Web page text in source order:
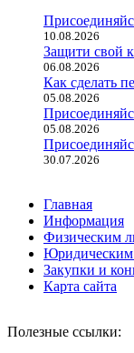
10.08.2026
Защити свой
06.08.2026
Как сделать
05.08.2026
05.08.2026
30.07.2026
Главная
Информация
Физическим
Закупки и
Карта сайта
Полезные ссылки: